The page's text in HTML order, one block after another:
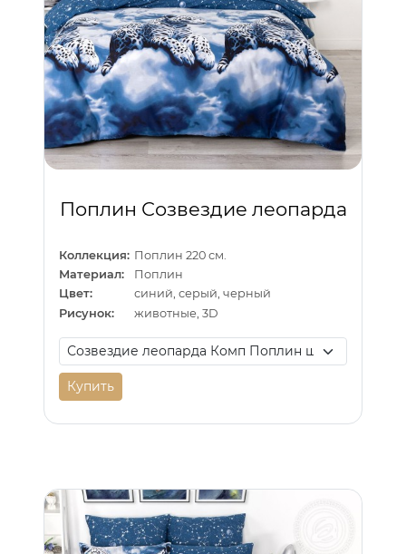
Поплин Созвездие леопарда
Коллекция: Поплин 220 см.
Материал:
Поплин
Цвет:
синий, серый, черный
Рисунок:
животные, 3D
Купить